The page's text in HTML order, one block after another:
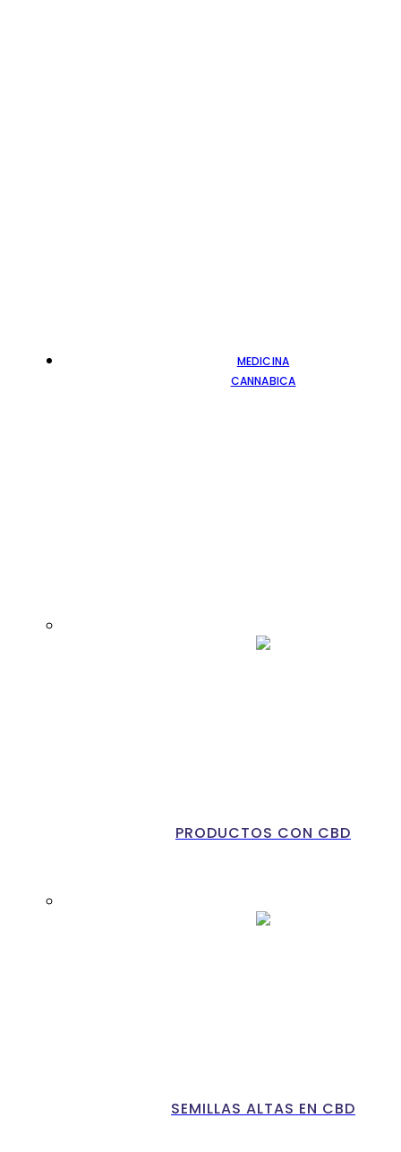
MEDICINA
CANNABICA
PRODUCTOS CON CBD
SEMILLAS ALTAS EN CBD